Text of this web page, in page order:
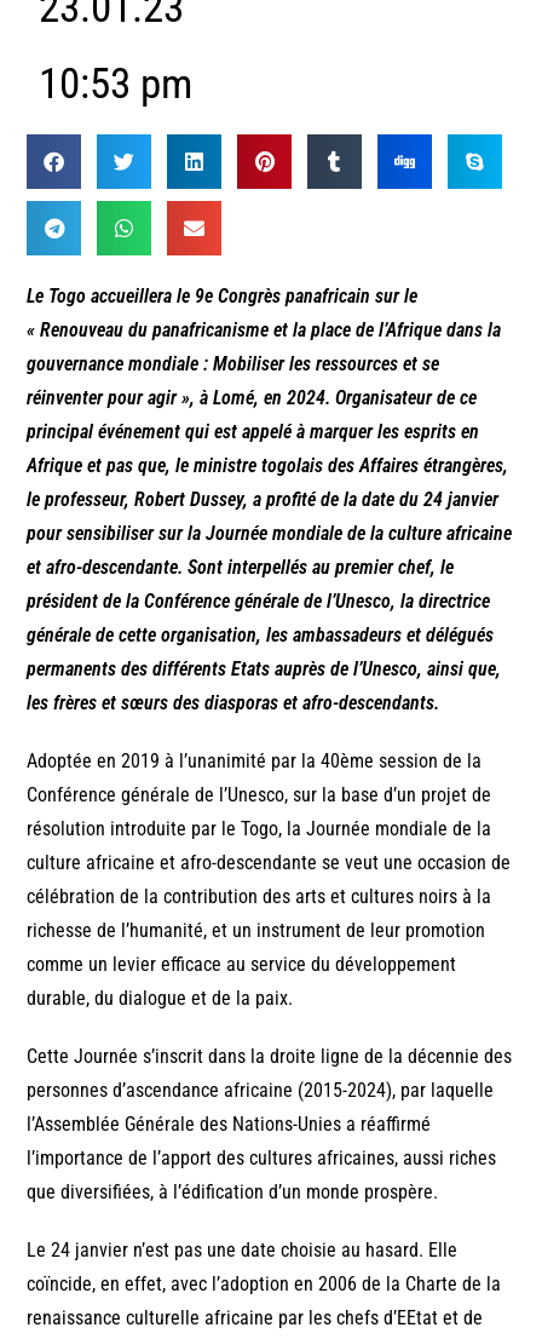
10:53 pm
Le Togo accueillera le 9e Congrès panafricain sur le
« Renouveau du panafricanisme et la place de l’Afrique dans la
gouvernance mondiale : Mobiliser les ressources et se
réinventer pour agir », à Lomé, en 2024. Organisateur de ce
principal événement qui est appelé à marquer les esprits en
Afrique et pas que, le ministre togolais des Affaires étrangères,
le professeur, Robert Dussey, a profité de la date du 24 janvier
pour sensibiliser sur la Journée mondiale de la culture africaine
et afro-descendante. Sont interpellés au premier chef, le
président de la Conférence générale de l’Unesco, la directrice
générale de cette organisation, les ambassadeurs et délégués
permanents des différents Etats auprès de l’Unesco, ainsi que,
les frères et sœurs des diasporas et afro-descendants.
Adoptée en 2019 à l’unanimité par la 40ème session de la
Conférence générale de l’Unesco, sur la base d’un projet de
résolution introduite par le Togo, la Journée mondiale de la
culture africaine et afro-descendante se veut une occasion de
célébration de la contribution des arts et cultures noirs à la
richesse de l’humanité, et un instrument de leur promotion
comme un levier efficace au service du développement
durable, du dialogue et de la paix.
Cette Journée s’inscrit dans la droite ligne de la décennie des
personnes d’ascendance africaine (2015-2024), par laquelle
l’Assemblée Générale des Nations-Unies a réaffirmé
l’importance de l’apport des cultures africaines, aussi riches
que diversifiées, à l’édification d’un monde prospère.
Le 24 janvier n’est pas une date choisie au hasard. Elle
coïncide, en effet, avec l’adoption en 2006 de la Charte de la
renaissance culturelle africaine par les chefs d’EEtat et de